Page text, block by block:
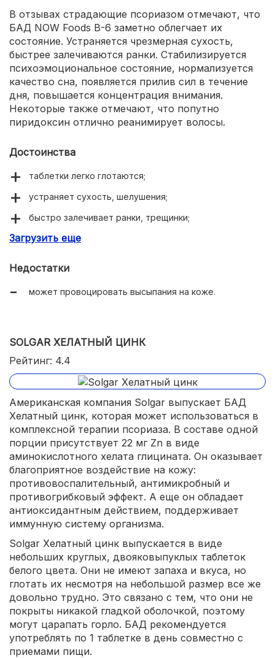
В отзывах страдающие псориазом отмечают, что
БАД NOW Foods B-6 заметно облегчает их
состояние. Устраняется чрезмерная сухость,
быстрее залечиваются ранки. Стабилизируется
психоэмоциональное состояние, нормализуется
качество сна, появляется прилив сил в течение
дня, повышается концентрация внимания.
Некоторые также отмечают, что попутно
пиридоксин отлично реанимирует волосы.
Достоинства
таблетки легко глотаются;
устраняет сухость, шелушения;
быстро залечивает ранки, трещинки;
успокаивает нервную систему;
Загрузить еще
Недостатки
может провоцировать высыпания на коже.
SOLGAR ХЕЛАТНЫЙ ЦИНК
Рейтинг: 4.4
Американская компания Solgar выпускает БАД
Хелатный цинк, которая может использоваться в
комплексной терапии псориаза. В составе одной
порции присутствует 22 мг Zn в виде
аминокислотного хелата глицината. Он оказывает
благоприятное воздействие на кожу:
противовоспалительный, антимикробный и
противогрибковый эффект. А еще он обладает
антиоксидантным действием, поддерживает
иммунную систему организма.
Solgar Хелатный цинк выпускается в виде
небольших круглых, двояковыпуклых таблеток
белого цвета. Они не имеют запаха и вкуса, но
глотать их несмотря на небольшой размер все же
довольно трудно. Это связано с тем, что они не
покрыты никакой гладкой оболочкой, поэтому
могут царапать горло. БАД рекомендуется
употреблять по 1 таблетке в день совместно с
приемами пищи.